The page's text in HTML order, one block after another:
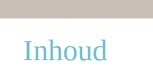
Inhoud